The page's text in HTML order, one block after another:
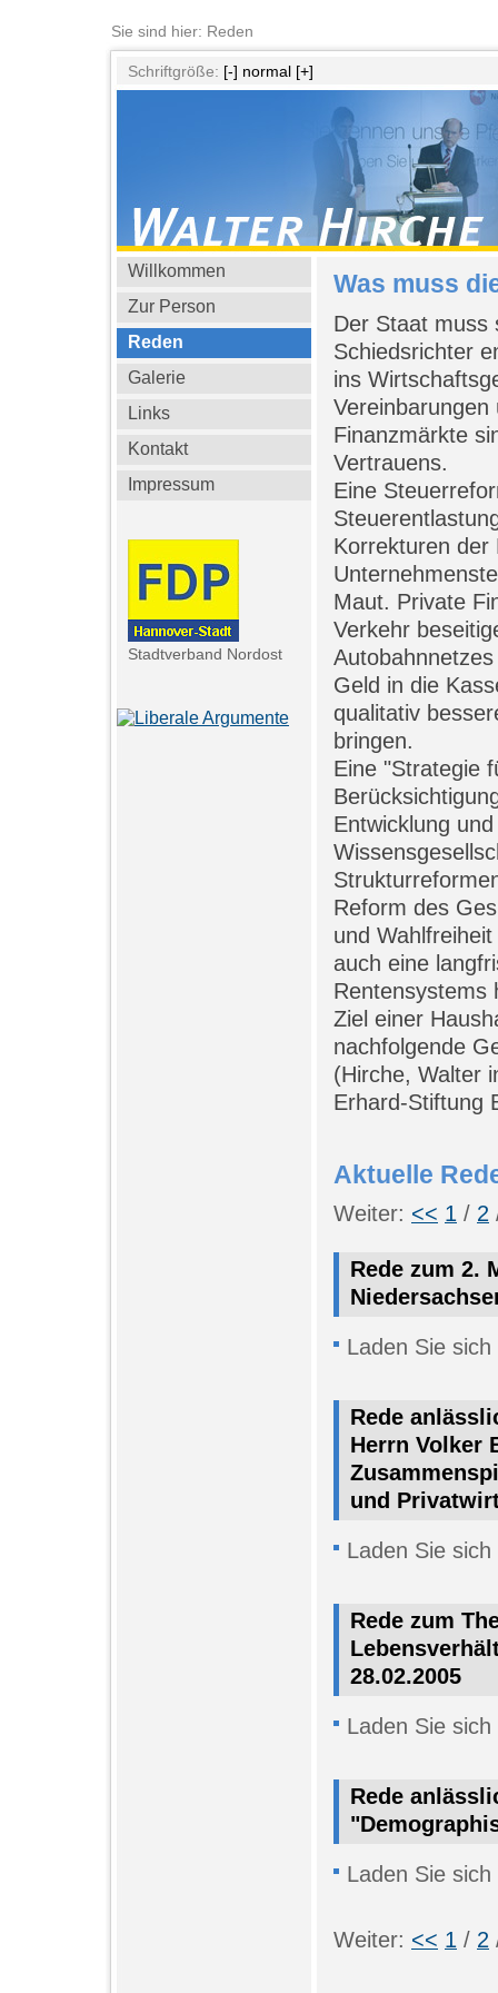
Sie sind hier: Reden
Schriftgröße: [-] normal [+]
Willkommen
Zur Person
Reden
Galerie
Links
Kontakt
Impressum
Stadtverband Nordost
Was muss
Der Staat muss
Schiedsrichter
ins
Finanzmärkte
Vertrauens.
Eine
Korrekturen der
Maut. Private
Verkehr
Geld in die
qualitativ
bringen.
Eine "Strategie
Entwicklung
Reform des
und
auch eine
Rentensystems
Ziel einer
nachfolgende
(Hirche, Walter
Erhard-Stiftung
Aktuelle
Weiter: << 1 / 2
Rede zum 2.
Laden Sie
Rede
Herrn Volker
und
Laden Sie
Rede zum
28.02.2005
Laden Sie
Rede
Laden Sie
Weiter: << 1 / 2